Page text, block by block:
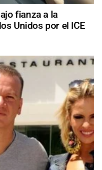
fianza a la
Unidos por el ICE